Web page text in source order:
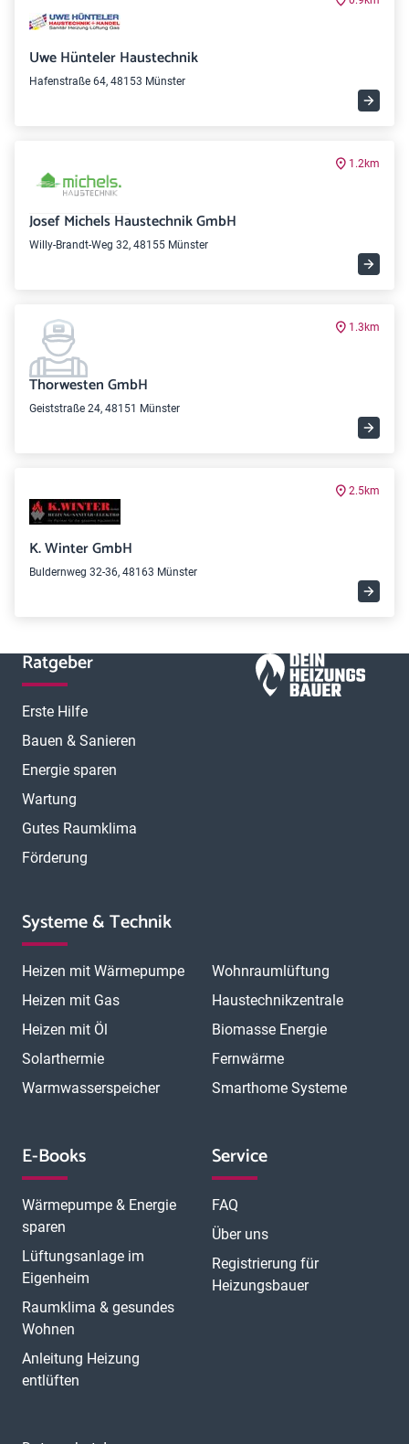
Uwe Hünteler Haustechnik
Hafenstraße 64, 48153 Münster
1.2km
Josef Michels Haustechnik GmbH
Willy-Brandt-Weg 32, 48155 Münster
1.3km
Thorwesten GmbH
Geiststraße 24, 48151 Münster
2.5km
K. Winter GmbH
Buldernweg 32-36, 48163 Münster
Ratgeber
Erste Hilfe
Bauen & Sanieren
Energie sparen
Wartung
Gutes Raumklima
Förderung
Systeme & Technik
Heizen mit Wärmepumpe
Heizen mit Gas
Heizen mit Öl
Solarthermie
Warmwasserspeicher
Wohnraumlüftung
Haustechnikzentrale
Biomasse Energie
Fernwärme
Smarthome Systeme
E-Books
Wärmepumpe & Energie
sparen
Lüftungsanlage im
Eigenheim
Raumklima & gesundes
Wohnen
Anleitung Heizung
entlüften
Service
FAQ
Über uns
Registrierung für
Heizungsbauer